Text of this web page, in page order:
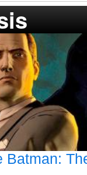
Batman: